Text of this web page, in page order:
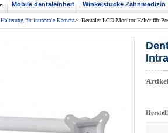
Mobile dentaleinheit Winkelstücke Zahnmedizin
Halterung für intraorale Kamera> Dentaler LCD-Monitor Halter für